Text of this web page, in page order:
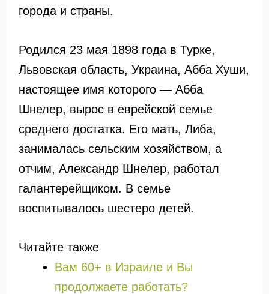
города и страны.
Родился 23 мая 1898 года в Турке,
Львовская область, Украина, Абба Хуши,
настоящее имя которого — Абба
Шнелер, вырос в еврейской семье
среднего достатка. Его мать, Либа,
занималась сельским хозяйством, а
отчим, Александр Шнелер, работал
галантерейщиком. В семье
воспитывалось шестеро детей.
Читайте также
Вам 60+ в Израиле и Вы
продолжаете работать?